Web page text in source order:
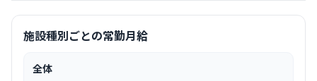
施設種別ごとの常勤月給
全体